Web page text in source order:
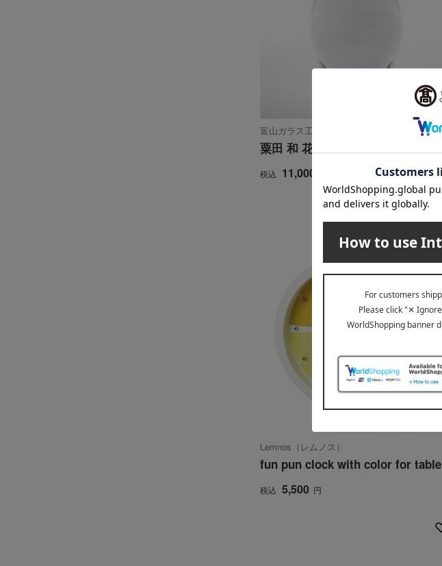
富山ガラス工房
粟田 和 花入れ 大「紡-tsumugu-」
税込 11,000
Lemnos（レムノス）
fun pun clock with color for table
税込 5,500 円